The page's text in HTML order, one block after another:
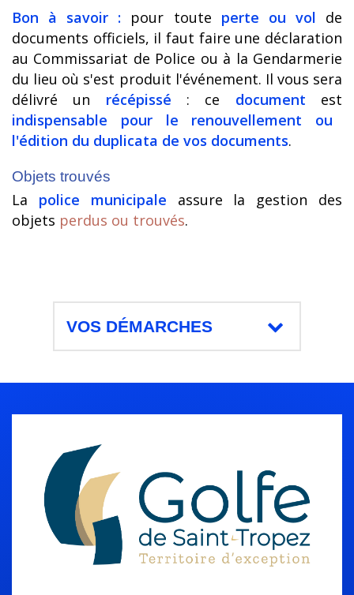
Bon à savoir : pour toute perte ou vol de
documents officiels, il faut faire une déclaration
au Commissariat de Police ou à la Gendarmerie
du lieu où s'est produit l'événement. Il vous sera
délivré un récépissé : ce document est
indispensable pour le renouvellement ou
l'édition du duplicata de vos documents.
Objets trouvés
La police municipale assure la gestion des
objets perdus ou trouvés.
VOS DÉMARCHES